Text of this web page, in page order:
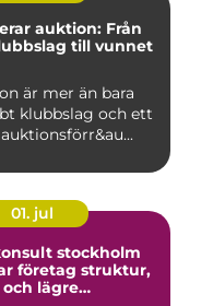
auktion: Från
till vunnet
är mer än bara
klubbslag och ett
01. jul
stockholm
företag struktur,
lägre